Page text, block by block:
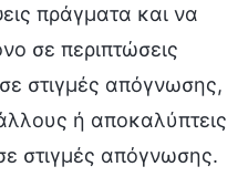
πράγματα και να
σε περιπτώσεις
στιγμές απόγνωσης,
άλλους ή αποκαλύπτεις
στιγμές απόγνωσης.